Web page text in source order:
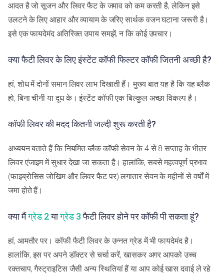
आदत है जो सूजन और लिवर फैट के जमाव को कम करती है, लेकिन इसे
उलटने के लिए आहार और व्यायाम के जरिए सार्थक वजन घटाना जरूरी है।
इसे एक फायदेमंद अतिरिक्त उपाय समझें, न कि कोई उपचार।
क्या फैटी लिवर के लिए इंस्टेंट कॉफी फिल्टर कॉफी जितनी अच्छी है?
हां, शोध में दोनों समान लिवर लाभ दिखाती हैं। मुख्य बात यह है कि यह ब्लैक
हो, बिना चीनी या दूध के। इंस्टेंट कॉफी एक बिल्कुल अच्छा विकल्प है।
कॉफी लिवर की मदद कितनी जल्दी शुरू करती है?
अध्ययन बताते हैं कि नियमित ब्लैक कॉफी सेवन के 4 से 8 सप्ताह के भीतर
लिवर एंजाइम में सुधार देखा जा सकता है। हालांकि, सबसे महत्वपूर्ण प्रभाव
(फाइब्रोसिस जोखिम और लिवर फैट पर) लगातार सेवन के महीनों से वर्षों में
जमा होते हैं।
क्या मैंग्रेड 2याग्रेड 3फैटी लिवर होने पर कॉफी पी सकता हूं?
हां, आमतौर पर। कॉफी फैटी लिवर के उन्नत ग्रेड में भी फायदेमंद है।
हालांकि, इस पर अपने डॉक्टर से चर्चा करें, खासकर अगर आपको उच्च
रक्तचाप, गैस्ट्राइटिस जैसी अन्य स्थितियां हैं या आप कोई खास दवाई ले रहे